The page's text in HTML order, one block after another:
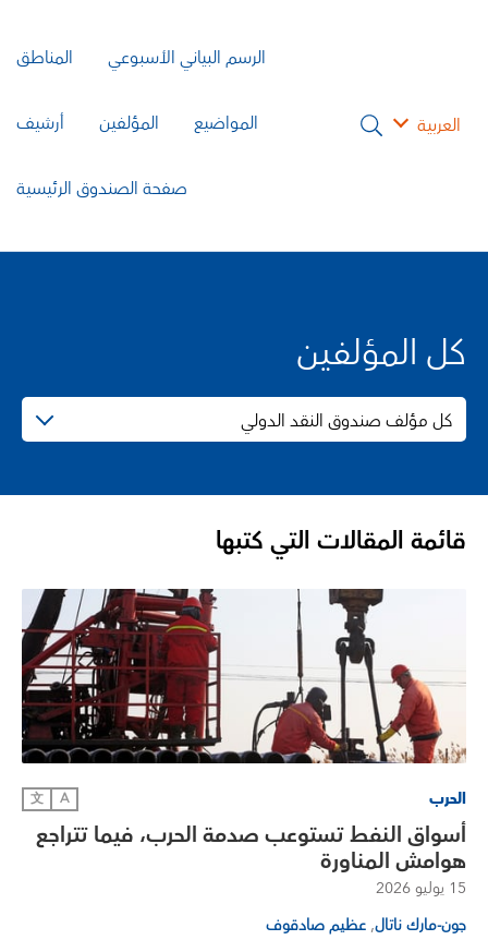
العربية
الرسم البياني الأسبوعي المناطق
المواضيع المؤلفين أرشيف
صفحة الصندوق الرئيسية
كل المؤلفين
كل مؤلف صندوق النقد الدولي
قائمة المقالات التي كتبها
الحرب A
文
أسواق النفط تستوعب صدمة الحرب، فيما تتراجع
هوامش المناورة
15 يوليو 2026
جون-مارك ناتال, عظيم صادقوف